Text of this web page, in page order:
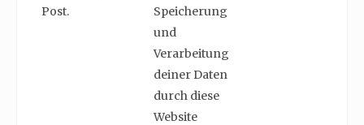
Post.
Speicherung
und
Verarbeitung
deiner Daten
durch diese
Website